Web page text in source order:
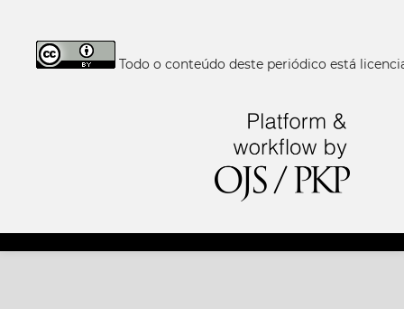
Todo o conteúdo deste periódico está